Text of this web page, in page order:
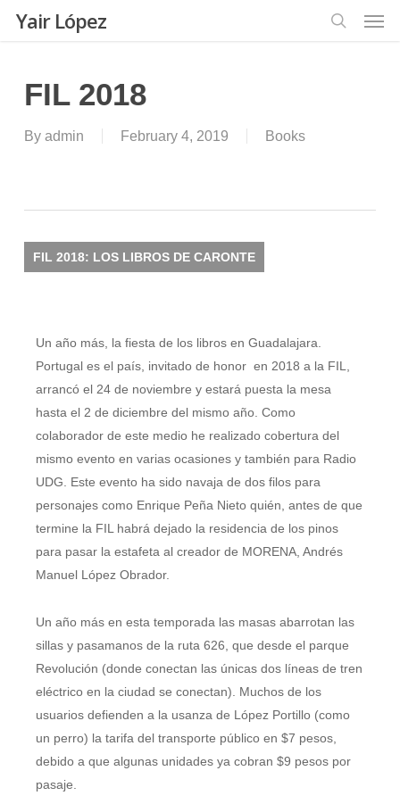
Yair López
FIL 2018
By admin February 4, 2019 Books
FIL 2018: LOS LIBROS DE CARONTE
Un año más, la fiesta de los libros en Guadalajara.
Portugal es el país, invitado de honor en 2018 a la FIL,
arrancó el 24 de noviembre y estará puesta la mesa
hasta el 2 de diciembre del mismo año. Como
colaborador de este medio he realizado cobertura del
mismo evento en varias ocasiones y también para Radio
UDG. Este evento ha sido navaja de dos filos para
personajes como Enrique Peña Nieto quién, antes de que
termine la FIL habrá dejado la residencia de los pinos
para pasar la estafeta al creador de MORENA, Andrés
Manuel López Obrador.
Un año más en esta temporada las masas abarrotan las
sillas y pasamanos de la ruta 626, que desde el parque
Revolución (donde conectan las únicas dos líneas de tren
eléctrico en la ciudad se conectan). Muchos de los
usuarios defienden a la usanza de López Portillo (como
un perro) la tarifa del transporte público en $7 pesos,
debido a que algunas unidades ya cobran $9 pesos por
pasaje.